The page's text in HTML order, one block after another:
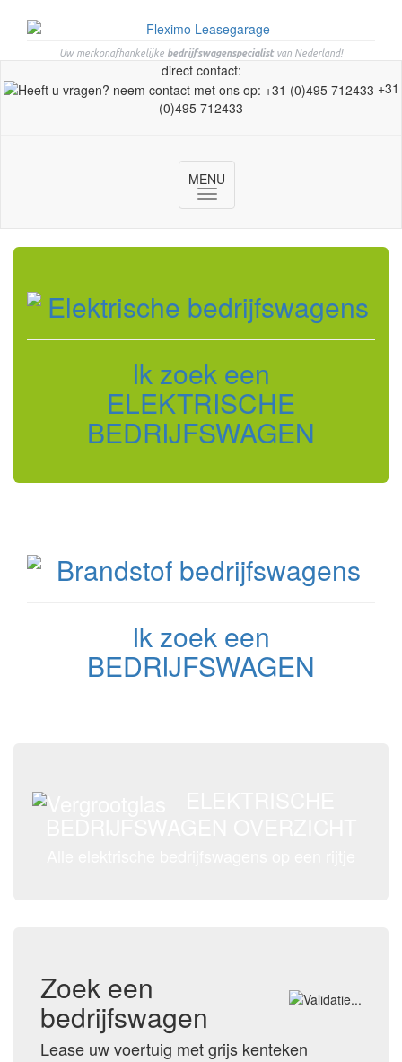
Uw merkonafhankelijke bedrijfswagenspecialistvan Nederland!
direct contact:
+31
(0)495 712433
MENU
Toggle
navigation
Ik zoek een
ELEKTRISCHE
BEDRIJFSWAGEN
Ik zoek een
BEDRIJFSWAGEN
Zoek een
bedrijfswagen
Lease uw voertuig met grijs kenteken